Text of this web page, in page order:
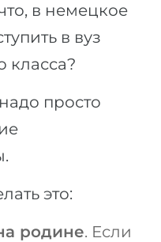
в немецкое
в вуз
класса?
просто
это:
родине. Если